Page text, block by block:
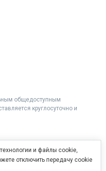
общедоступным
круглосуточно и
и файлы cookie,
отключить передачу cookie